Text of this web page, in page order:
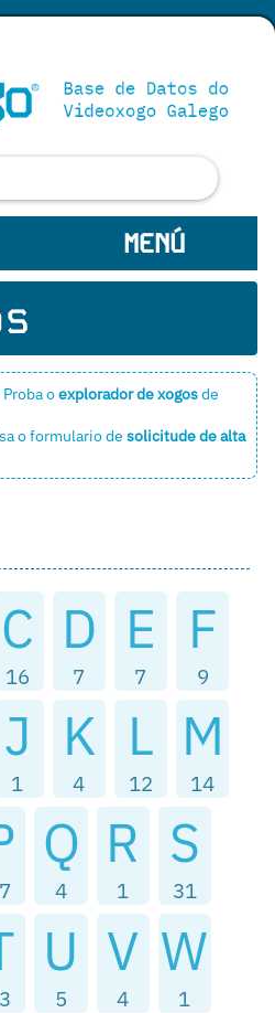
MENÚ
oexplorador de xogosde
o formulario de solicitude de alta
C
16
D
7
E
7
F
9
J
1
K
4
L
12
M
14
Q
4
R
1
S
31
U
5
V
4
W
1